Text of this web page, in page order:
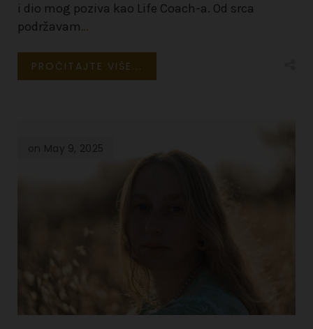
i dio mog poziva kao Life Coach-a. Od srca
podržavam…
PROČITAJTE VIŠE...
on May 9, 2025